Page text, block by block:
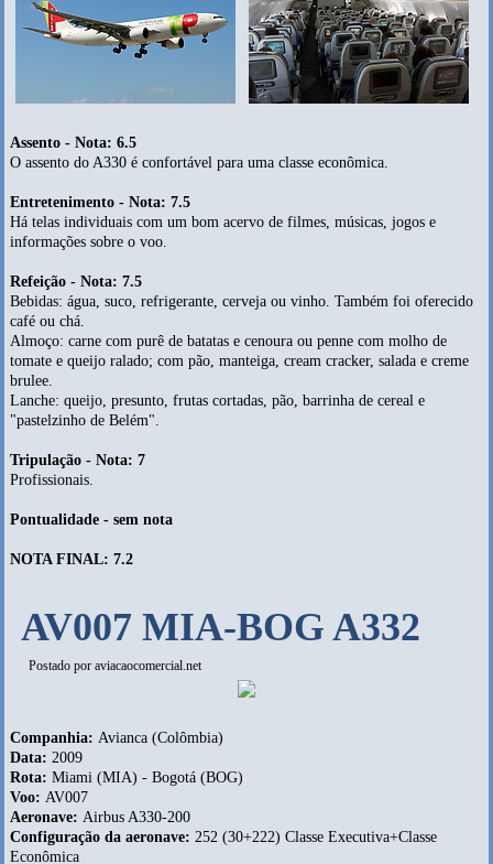
Assento - Nota: 6.5
O assento do A330 é confortável para uma classe econômica.
Entretenimento - Nota: 7.5
Há telas individuais com um bom acervo de filmes, músicas, jogos e
informações sobre o voo.
Refeição - Nota: 7.5
Bebidas: água, suco, refrigerante, cerveja ou vinho. Também foi oferecido
café ou chá.
Almoço: carne com purê de batatas e cenoura ou penne com molho de
tomate e queijo ralado; com pão, manteiga, cream cracker, salada e creme
brulee.
Lanche: queijo, presunto, frutas cortadas, pão, barrinha de cereal e
"pastelzinho de Belém".
Tripulação - Nota: 7
Profissionais.
Pontualidade - sem nota
NOTA FINAL: 7.2
AV007 MIA-BOG A332
Postado poraviacaocomercial.net
Companhia: Avianca (Colômbia)
Data: 2009
Rota:Miami (MIA) - Bogotá (BOG)
Voo: AV007
Aeronave: Airbus A330-200
Configuração da aeronave: 252 (30+222) Classe Executiva+Classe
Econômica